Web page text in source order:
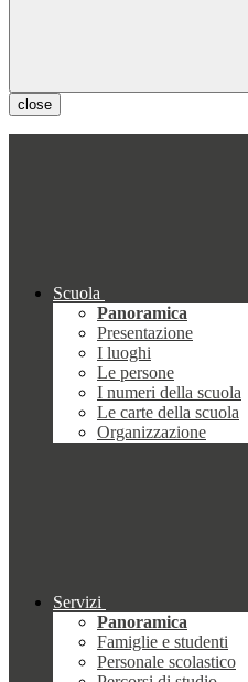
close
Scuola
Panoramica
Presentazione
I luoghi
Le persone
I numeri della scuola
Le carte della scuola
Organizzazione
Servizi
Panoramica
Famiglie e studenti
Personale scolastico